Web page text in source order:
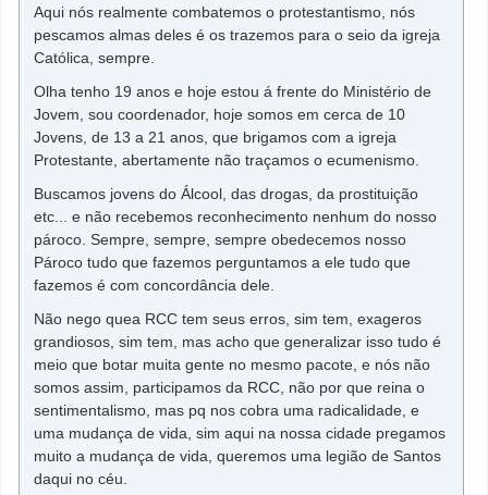
Aqui nós realmente combatemos o protestantismo, nós
pescamos almas deles é os trazemos para o seio da igreja
Católica, sempre.
Olha tenho 19 anos e hoje estou á frente do Ministério de
Jovem, sou coordenador, hoje somos em cerca de 10
Jovens, de 13 a 21 anos, que brigamos com a igreja
Protestante, abertamente não traçamos o ecumenismo.
Buscamos jovens do Álcool, das drogas, da prostituição
etc... e não recebemos reconhecimento nenhum do nosso
pároco. Sempre, sempre, sempre obedecemos nosso
Pároco tudo que fazemos perguntamos a ele tudo que
fazemos é com concordância dele.
Não nego quea RCC tem seus erros, sim tem, exageros
grandiosos, sim tem , mas acho que generalizar isso tudo é
meio que botar muita gente no mesmo pacote, e nós não
somos assim, participamos da RCC, não por que reina o
sentimentalismo, mas pq nos cobra uma radicalidade, e
uma mudança de vida, sim aqui na nossa cidade pregamos
muito a mudança de vida, queremos uma legião de Santos
daqui no céu.